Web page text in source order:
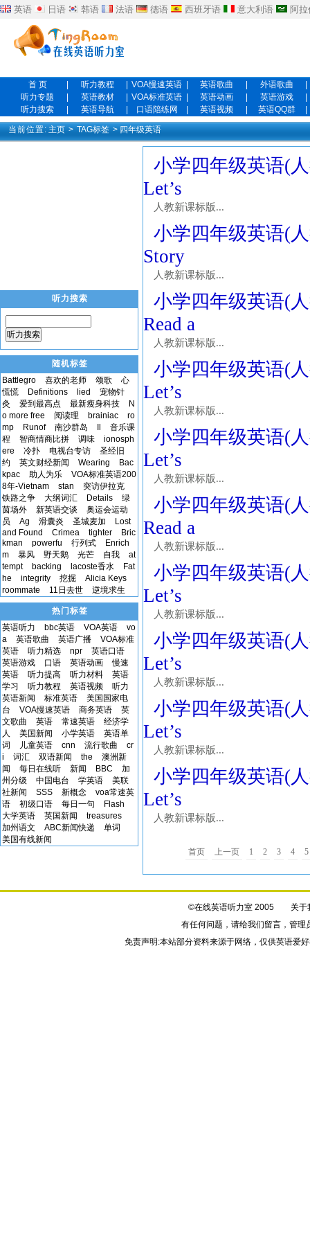
英语 日语 韩语 法语 德语 西班牙语 意大利语 阿
首 页 听力教程 VOA慢速英语 英语歌曲 外语歌曲
听力专题
英语教材 VOA标准英语 英语动画 英语游戏
听力搜索
英语导航 口语陪练网 英语视频 英语QQ群
当前位置: 主页 > TAG标签 > 四年级英语
小学四年级英语(
Let’s
人教新课标版...
小学四年级英语(
Story
人教新课标版...
小学四年级英语(
Read a
人教新课标版...
小学四年级英语(
Let’s
人教新课标版...
小学四年级英语(
Let’s
人教新课标版...
小学四年级英语(
Read a
人教新课标版...
小学四年级英语(
Let’s
人教新课标版...
小学四年级英语(
Let’s
人教新课标版...
小学四年级英语(
Let’s
人教新课标版...
小学四年级英语(
Let’s
人教新课标版...
首页 上一页 1 2 3 4 5
听力搜索
听力搜索
随机标签
Battlegro
喜欢的老师 颂歌
心
慌慌
Definitions lied
宠物针
灸
爱到最高点 最新瘦身科技
N
o more free
阅读理 brainiac
ro
mp
Runof 南沙群岛
音乐课
程
智商情商比拼 调味
ionosph
ere
冷扑 电视台专访
圣经旧
约
英文财经新闻 Wearing
Bac
kpac
助人为乐
VOA标准英语200
8年-Vietnam
stan
突访伊拉克
铁路之争
大纲词汇 Details
绿
茵场外
新英语交谈
奥运会运动
员
Ag 滑囊炎 圣城麦加
Lost
and Found
Crimea tighter
Bric
kman
powerfu 行列式
Enrich
m
暴风 野天鹅 光芒 自我
at
tempt
backing lacoste香水
Fat
he
integrity 挖掘
Alicia Keys
roommate
11日去世 逆境求生
热门标签
英语听力
bbc英语 VOA英语
vo
a
英语歌曲 英语广播
VOA标准
英语
听力精选 npr
英语口语
英语游戏
口语 英语动画
慢速
英语
听力提高 听力材料
英语
学习
听力教程 英语视频
听力
英语新闻
标准英语
美国国家电
台
VOA慢速英语 商务英语
英
文歌曲
英语 常速英语
经济学
人
美国新闻 小学英语
英语单
词
儿童英语 cnn 流行歌曲
cr
i
词汇 双语新闻 the
澳洲新
闻
每日在线听 新闻 BBC
加
州分级
中国电台 学英语
美联
社新闻
SSS 新概念
voa常速英
语
初级口语 每日一句
Flash
大学英语
英国新闻
treasures
加州语文
ABC新闻快递
单词
美国有线新闻
©在线英语听力室 2005 关于
有任何问题，请给我们留言，管理
免责声明:本站部分资料来源于网络，仅供英语爱